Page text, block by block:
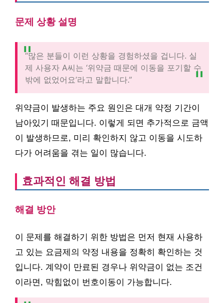
문제 상황 설명
“많은 분들이 이런 상황을 경험하셨을 겁니다. 실
제 사용자 A씨는 ‘위약금 때문에 이동을 포기할 수
밖에 없었어요’라고 말합니다.”
위약금이 발생하는 주요 원인은 대개 약정 기간이
남아있기 때문입니다. 이렇게 되면 추가적으로 금액
이 발생하므로, 미리 확인하지 않고 이동을 시도하
다가 어려움을 겪는 일이 많습니다.
효과적인 해결 방법
해결 방안
이 문제를 해결하기 위한 방법은 먼저 현재 사용하
고 있는 요금제의 약정 내용을 정확히 확인하는 것
입니다. 계약이 만료된 경우나 위약금이 없는 조건
이라면, 막힘없이 번호이동이 가능합니다.